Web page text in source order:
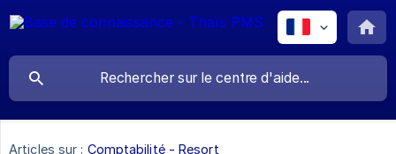
Articles sur : Comptabilité - Resort